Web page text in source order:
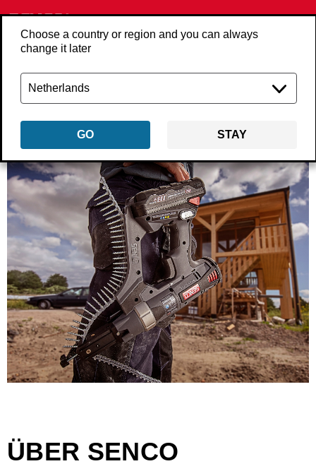
Choose a country or region and you can always
change it later
GO STAY
Zurück uber-senco
ÜBER SENCO